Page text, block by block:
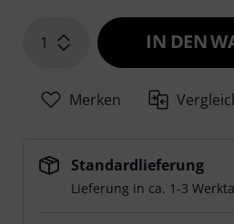
1 IN DEN
Merken
Standardlieferung
Lieferung in ca. 1-3